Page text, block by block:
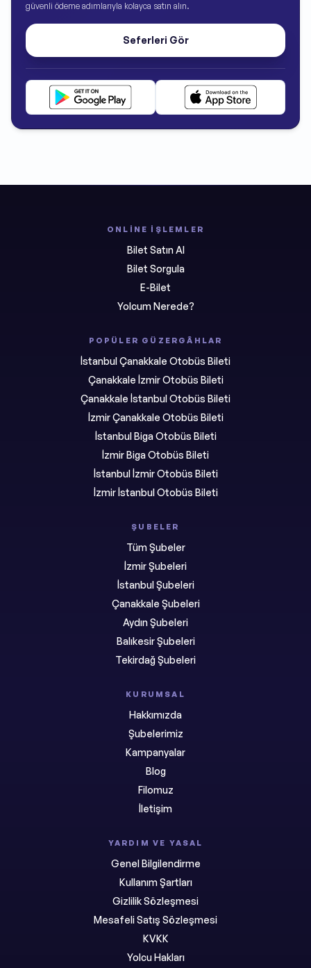
güvenli ödeme adımlarıyla kolayca satın alın.
Seferleri Gör
ONLINE İŞLEMLER
Bilet Satın Al
Bilet Sorgula
E-Bilet
Yolcum Nerede?
POPÜLER GÜZERGÂHLAR
İstanbul Çanakkale Otobüs Bileti
Çanakkale İzmir Otobüs Bileti
Çanakkale İstanbul Otobüs Bileti
İzmir Çanakkale Otobüs Bileti
İstanbul Biga Otobüs Bileti
İzmir Biga Otobüs Bileti
İstanbul İzmir Otobüs Bileti
İzmir İstanbul Otobüs Bileti
ŞUBELER
Tüm Şubeler
İzmir Şubeleri
İstanbul Şubeleri
Çanakkale Şubeleri
Aydın Şubeleri
Balıkesir Şubeleri
Tekirdağ Şubeleri
KURUMSAL
Hakkımızda
Şubelerimiz
Kampanyalar
Blog
Filomuz
İletişim
YARDIM VE YASAL
Genel Bilgilendirme
Kullanım Şartları
Gizlilik Sözleşmesi
Mesafeli Satış Sözleşmesi
KVKK
Yolcu Hakları